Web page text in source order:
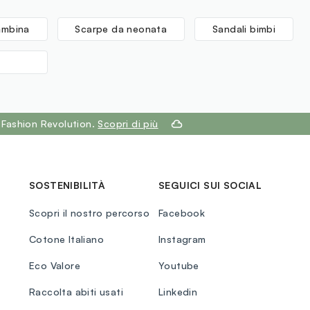
Scarpe da neonata Sandali bimbi
Revolution. Scopri di più
SOSTENIBILITÀ
Scopri il nostro percorso
Cotone Italiano
Eco Valore
Raccolta abiti usati
SEGUICI SUI SOCIAL
Facebook
Instagram
Youtube
Linkedin